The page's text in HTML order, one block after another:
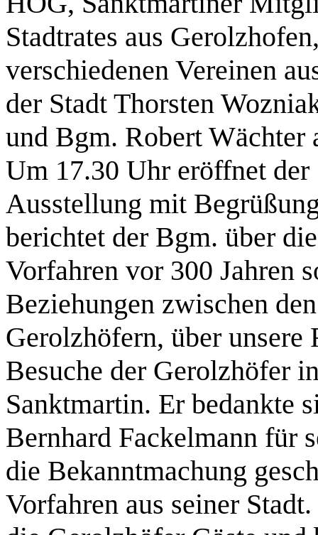
Stadtrates aus
verschiedenen Vereinen
der Stadt Thorsten
und Bgm. Robert Wächter
Um 17.30 Uhr eröffnet
Ausstellung mit
berichtet der Bgm. über
Vorfahren vor 300 Jahren
Beziehungen zwischen
Gerolzhöfern, über unsere
Besuche der Gerolzhöfer
Sanktmartin. Er bedankte
Bernhard Fackelmann für
die Bekanntmachung
Vorfahren aus seiner